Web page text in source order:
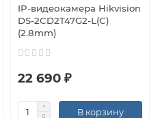
IP-видеокамера Hikvision
DS-2CD2T47G2-L(C)
(2.8mm)
22 690 ₽
В корзину